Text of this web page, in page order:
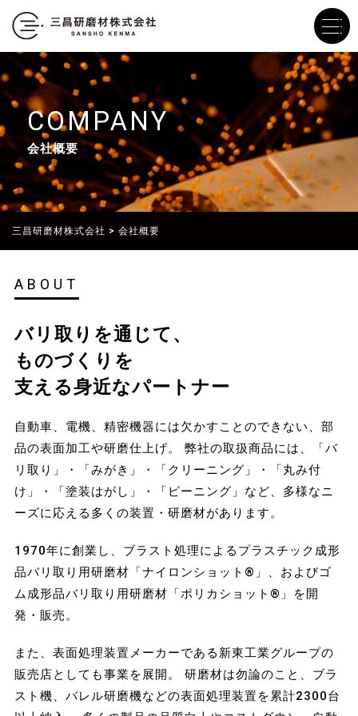
COMPANY
会社概要
三昌研磨材株式会社 > 会社概要
ABOUT
バリ取りを通じて、
ものづくりを
支える身近なパートナー
自動車、電機、精密機器には欠かすことのできない、部
品の表面加工や研磨仕上げ。
弊社の取扱商品には、「バ
リ取り」・「みがき」・「クリーニング」・「丸み付
け」・「塗装はがし」・「ピーニング」など、多様なニ
ーズに応える多くの装置・研磨材があります。
1970年に創業し、ブラスト処理によるプラスチック成形
品バリ取り用研磨材「ナイロンショット®」、およびゴ
ム成形品バリ取り用研磨材「ポリカショット®」を開
発・販売。
また、表面処理装置メーカーである新東工業グループの
販売店としても事業を展開。
研磨材は勿論のこと、ブラ
スト機、バレル研磨機などの表面処理装置を累計2300台